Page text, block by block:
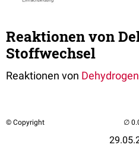
Reaktionen von
Stoffwechsel
Reaktionen von
© Copyright